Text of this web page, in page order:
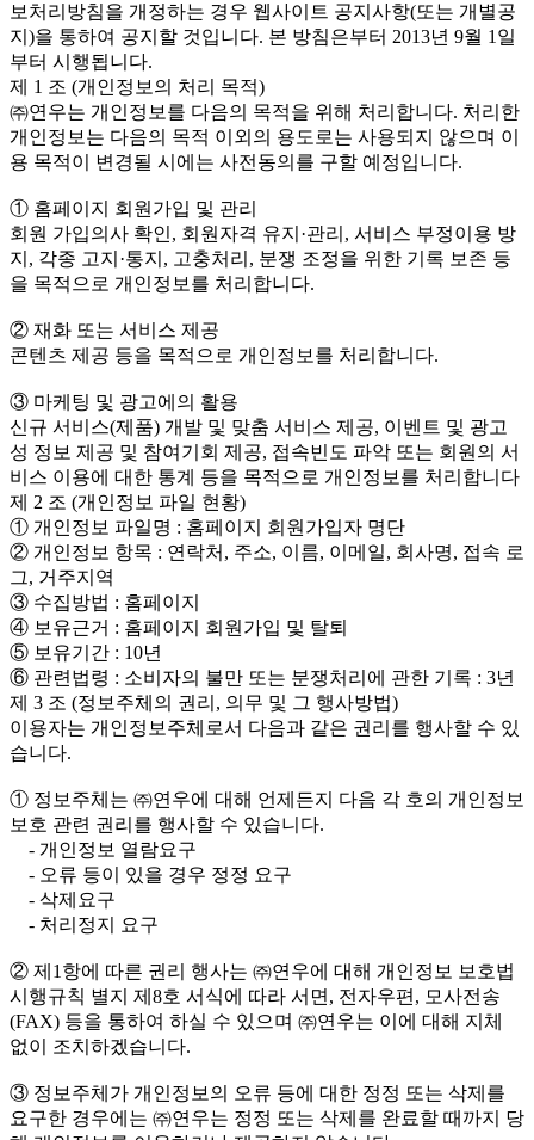
보처리방침을 개정하는 경우 웹사이트 공지사항(또는 개별공
지)을 통하여 공지할 것입니다. 본 방침은부터 2013년 9월 1일
부터 시행됩니다.
제 1 조 (개인정보의 처리 목적)
㈜연우는 개인정보를 다음의 목적을 위해 처리합니다. 처리한
개인정보는 다음의 목적 이외의 용도로는 사용되지 않으며 이
용 목적이 변경될 시에는 사전동의를 구할 예정입니다.
① 홈페이지 회원가입 및 관리
회원 가입의사 확인, 회원자격 유지·관리, 서비스 부정이용 방
지, 각종 고지·통지, 고충처리, 분쟁 조정을 위한 기록 보존 등
을 목적으로 개인정보를 처리합니다.
② 재화 또는 서비스 제공
콘텐츠 제공 등을 목적으로 개인정보를 처리합니다.
③ 마케팅 및 광고에의 활용
신규 서비스(제품) 개발 및 맞춤 서비스 제공, 이벤트 및 광고
성 정보 제공 및 참여기회 제공, 접속빈도 파악 또는 회원의 서
비스 이용에 대한 통계 등을 목적으로 개인정보를 처리합니다
제 2 조 (개인정보 파일 현황)
① 개인정보 파일명 : 홈페이지 회원가입자 명단
② 개인정보 항목 : 연락처, 주소, 이름, 이메일, 회사명, 접속 로
그, 거주지역
③ 수집방법 : 홈페이지
④ 보유근거 : 홈페이지 회원가입 및 탈퇴
⑤ 보유기간 : 10년
⑥ 관련법령 : 소비자의 불만 또는 분쟁처리에 관한 기록 : 3년
제 3 조 (정보주체의 권리, 의무 및 그 행사방법)
이용자는 개인정보주체로서 다음과 같은 권리를 행사할 수 있
습니다.
① 정보주체는 ㈜연우에 대해 언제든지 다음 각 호의 개인정보
보호 관련 권리를 행사할 수 있습니다.
- 개인정보 열람요구
- 오류 등이 있을 경우 정정 요구
- 삭제요구
- 처리정지 요구
② 제1항에 따른 권리 행사는 ㈜연우에 대해 개인정보 보호법
시행규칙 별지 제8호 서식에 따라 서면, 전자우편, 모사전송
(FAX) 등을 통하여 하실 수 있으며 ㈜연우는 이에 대해 지체
없이 조치하겠습니다.
③ 정보주체가 개인정보의 오류 등에 대한 정정 또는 삭제를
요구한 경우에는 ㈜연우는 정정 또는 삭제를 완료할 때까지 당